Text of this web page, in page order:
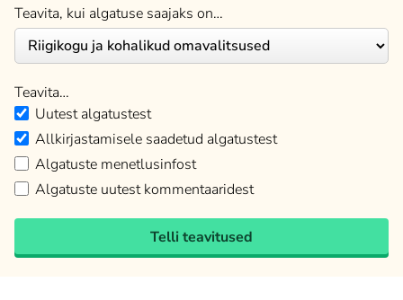
Teavita, kui algatuse saajaks on…
Teavita…
Uutest algatustest
Allkirjastamisele saadetud algatustest
Algatuste menetlusinfost
Algatuste uutest kommentaaridest
Telli teavitused